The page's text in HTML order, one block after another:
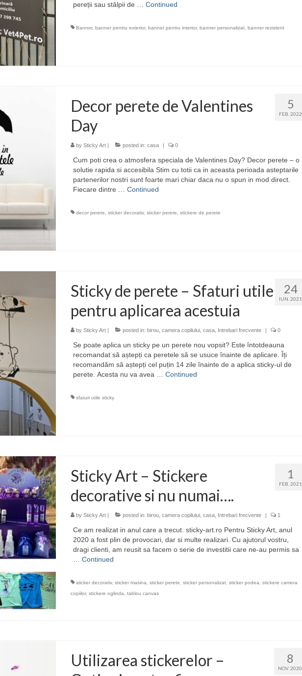
pereții sau stâlpii de … Continued
Banner, banner pentru exterior, banner pentru interior, banner personalizat, banner rezistent
5
FEB. 2022
Decor perete de Valentines
Day
by Sticky Art| posted in: casa | 0
Cum poti crea o atmosfera speciala de Valentines Day? Decor perete – o
solutie rapida si accesibila Stim cu totii ca in aceasta perioada asteptarile
partenerilor nostri sunt foarte mari chiar daca nu o spun in mod direct.
Fiecare dintre … Continued
decor perete sticker decorativ, sticker perete stickere de perete
24
IUN. 2021
Sticky de perete – Sfaturi utile
pentru aplicarea acestuia
by Sticky Art| posted in: birou, camera copilului, casa, Intrebari frecvente | 0
Se poate aplica un sticky pe un perete nou vopsit? Este întotdeauna
recomandat să aștepți ca peretele să se usuce înainte de aplicare. Îți
recomandăm să aștepți cel puțin 14 zile înainte de a aplica sticky-ul de
perete. Acesta nu va avea … Continued
sfaturi utile sticky
1
FEB. 2021
Sticky Art – Stickere
decorative si nu numai….
by Sticky Art| posted in: birou, camera copilului, casa, Intrebari frecvente | 1
Ce am realizat in anul care a trecut. sticky-art.ro Pentru Sticky Art, anul
2020 a fost plin de provocari, dar si multe realizari. Cu ajutorul vostru,
dragi clienti, am reusit sa facem o serie de investitii care ne-au permis sa
Continued
sticker decorativ, sticker masina sticker perete sticker personalizat, sticker podea
stickere camera
copiilor, stickere oglinda tablou canvas
8
NOV. 2020
Utilizarea stickerelor –